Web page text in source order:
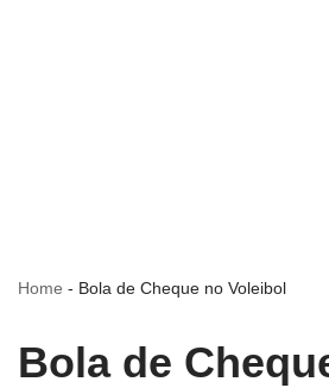
Home - Bola de Cheque no Voleibol
Bola de